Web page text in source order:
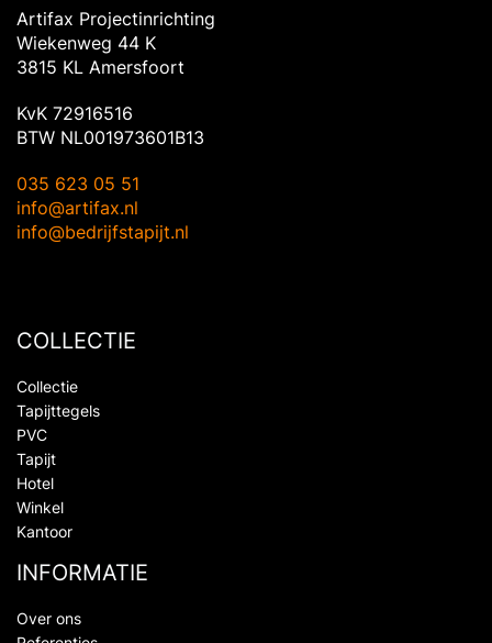
Artifax Projectinrichting
Wiekenweg 44 K
3815 KL Amersfoort
KvK 72916516
BTW NL001973601B13
035 623 05 51
info@artifax.nl
info@bedrijfstapijt.nl
COLLECTIE
Collectie
Tapijttegels
PVC
Tapijt
Hotel
Winkel
Kantoor
INFORMATIE
Over ons